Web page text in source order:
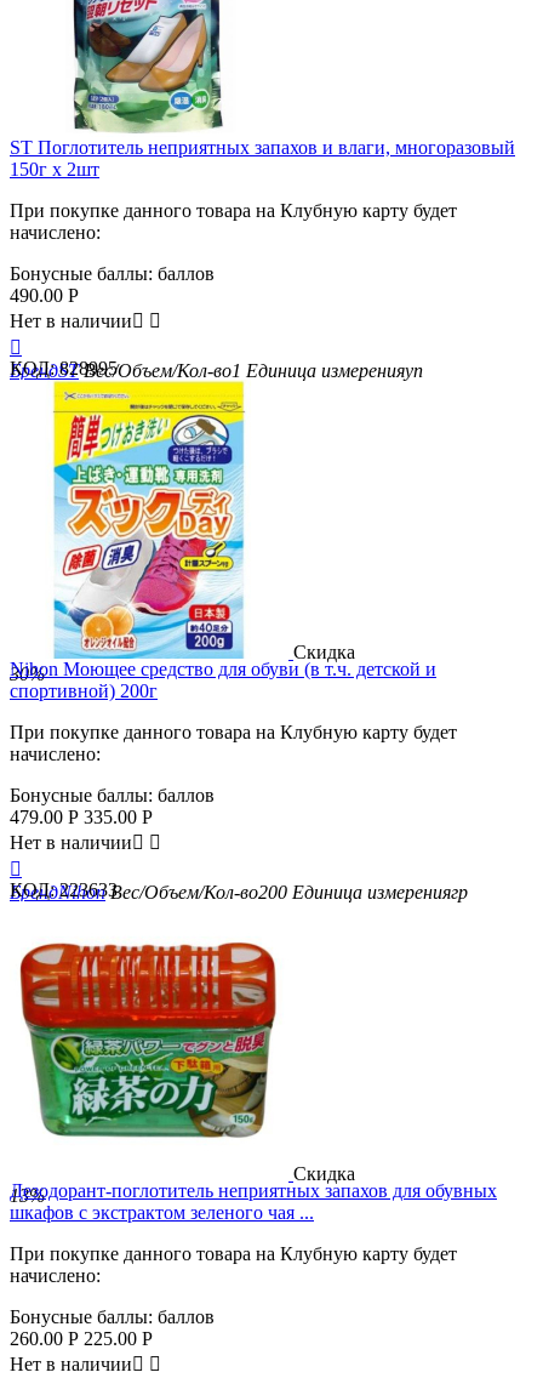
ST Поглотитель неприятных запахов и влаги, многоразовый
150г х 2шт
При покупке данного товара на Клубную карту будет
начислено:
Бонусные баллы: баллов
490.00 Р
Нет в наличии 

БрендST Вес/Объем/Кол-во1 Единица измеренияуп
КОД: 828995
Скидка
30%
Nihon Моющее средство для обуви (в т.ч. детской и
спортивной) 200г
При покупке данного товара на Клубную карту будет
начислено:
Бонусные баллы: баллов
479.00 Р 335.00 Р
Нет в наличии 

БрендNihon Вес/Объем/Кол-во200 Единица измерениягр
КОД: 223633
Скидка
13%
Дезодорант-поглотитель неприятных запахов для обувных
шкафов с экстрактом зеленого чая ...
При покупке данного товара на Клубную карту будет
начислено:
Бонусные баллы: баллов
260.00 Р 225.00 Р
Нет в наличии 